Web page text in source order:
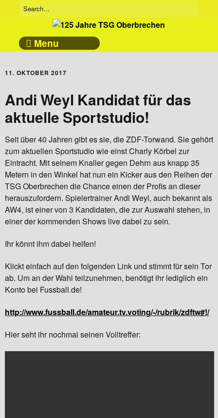
Menu
11. OKTOBER 2017
Andi Weyl Kandidat für das
aktuelle Sportstudio!
Seit über 40 Jahren gibt es sie, die ZDF-Torwand. Sie gehört
zum aktuellen Sportstudio wie einst Charly Körbel zur
Eintracht. Mit seinem Knaller gegen Dehrn aus knapp 35
Metern in den Winkel hat nun ein Kicker aus den Reihen der
TSG Oberbrechen die Chance einen der Profis an dieser
herauszufordern. Spielertrainer Andi Weyl, auch bekannt als
AW4, ist einer von 3 Kandidaten, die zur Auswahl stehen, in
einer der kommenden Shows live dabei zu sein.
Ihr könnt ihm dabei helfen!
Klickt einfach auf den folgenden Link und stimmt für sein Tor
ab. Um an der Wahl teilzunehmen, benötigt ihr lediglich ein
Konto bei Fussball.de!
http://www.fussball.de/amateur.tv.voting/-/rubrik/zdftw#!/
Hier seht ihr nochmal seinen Volltreffer: